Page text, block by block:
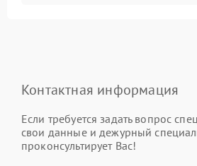
Контактная информация
Если требуется задать вопрос
свои данные и дежурный
проконсультирует Вас!